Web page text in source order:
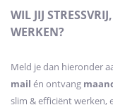
WIL JIJ
WERKEN?
Meld je dan hieronder
mail én ontvang
slim & efficiënt werken,